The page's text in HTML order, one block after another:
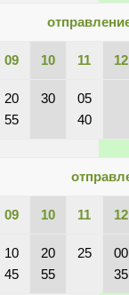
09 10 11 12
20
55
30
05
40
09 10 11 12
10
45
20
55
25
00
35